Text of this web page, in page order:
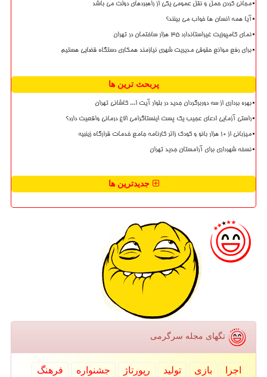
مجانی کردن حمل و نقل عمومی یکی از راهبردهای دولت می باشد
آیا همه انسان ها خواب می بینند؟
نمای کامپوزیت غیراستاندارد ۳۵ هزار ساختمان در تهران
برای رفع موانع حقوقی مدیریت شهری نیازمند همکاری دستگاه قضایی هستیم
پربحث ترین ها
بهره برداری از سه دوربرگردان جدید در بلوار آیت ا... کاشانی تهران
راستی آزمایی ادعای عجیب یک پست اینستاگرامی الاغ درمانی واقعیت دارد؟
میزبانی از ۱۰ هزار بانو و کودک زائر کارنامه جامع خدمات قرارگاه زینبیه
نسخه شهرداری برای آرامستان جدید تهران
جدیدترین ها
تگهای مجله سرگرمی
اجرا بازی تولید رپورتاژ جشنواره فرهنگ